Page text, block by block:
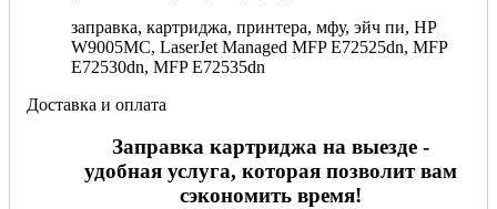
заправка, картриджа, принтера, мфу, эйч пи, HP
W9005MC, LaserJet Managed MFP E72525dn, MFP
E72530dn, MFP E72535dn
Доставка и оплата
Заправка картриджа на выезде -
удобная услуга, которая позволит вам
сэкономить время!